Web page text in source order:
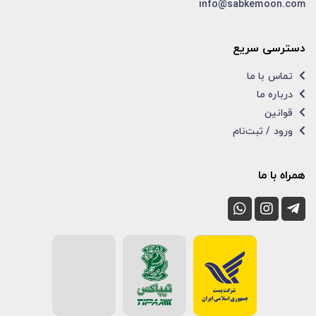
info@sabkemoon.com
دسترسی سریع
تماس با ما
درباره ما
قوانین
ورود / ثبت‌نام
همراه با ما